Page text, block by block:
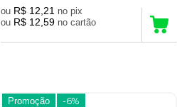
ou R$ 12,21
no pix
ou R$ 12,59 no cartão
Promoção -6%